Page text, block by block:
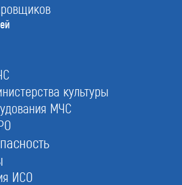
культуры
МЧС
ИСО
сейчас
вы соглашаетесь с